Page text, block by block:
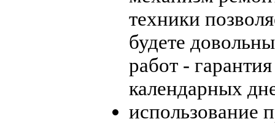
техники
будете
работ -
календарных
использование